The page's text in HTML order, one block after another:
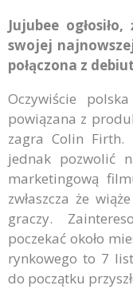
Jujubee
swojej
połączona z
Oczywiście
powiązana z
zagra Colin Firth.
jednak pozwolić
marketingową
zwłaszcza że
graczy.
poczekać około
rynkowego to 7
do początku